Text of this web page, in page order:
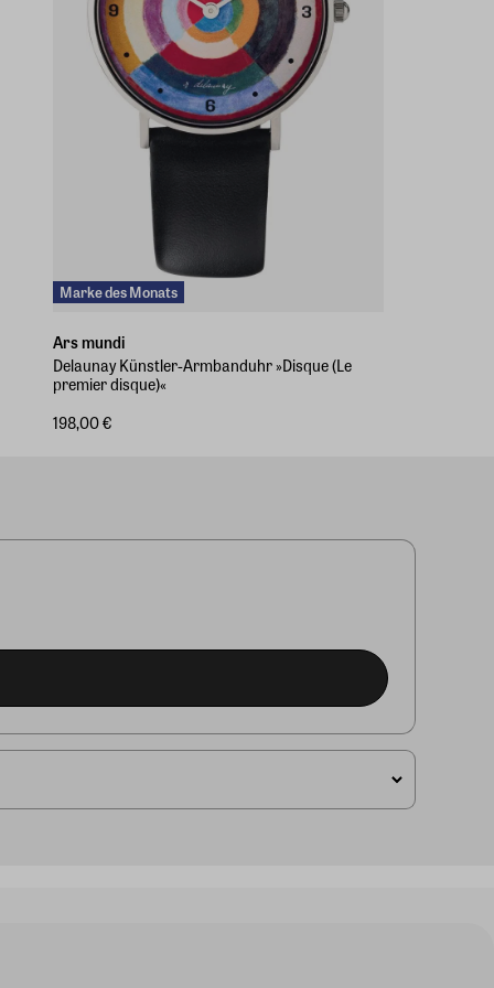
Marke des Monats
Ars mundi
Delaunay Künstler-Armbanduhr »Disque (Le
premier disque)«
198,00 €